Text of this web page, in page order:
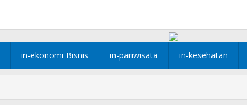
in-ekonomi Bisnis in-pariwisata in-kesehatan